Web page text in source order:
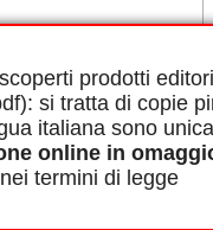
prodotti
si tratta di copie
italiana sono
online in
termini di legge
Sport e disabilità,